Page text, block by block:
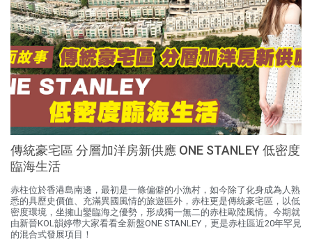
傳統豪宅區 分層加洋房新供應 ONE STANLEY 低密度
臨海生活
赤柱位於香港島南邊，最初是一條偏僻的小漁村，如今除了化身成為人熟
悉的具歷史價值、充滿異國風情的旅遊區外，赤柱更是傳統豪宅區，以低
密度環境，坐擁山鑾臨海之優勢，形成獨一無二的赤柱歐陸風情。今期就
由新晉KOL韻婷帶大家看看全新盤ONE STANLEY，更是赤柱區近20年罕見
的混合式發展項目！